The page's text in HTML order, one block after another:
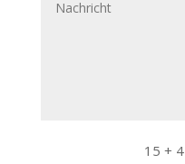
15 + 4